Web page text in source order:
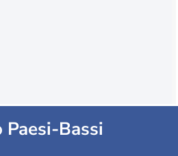
Paesi-Bassi